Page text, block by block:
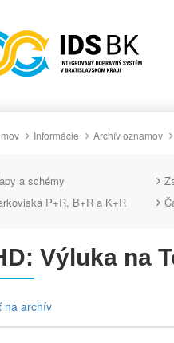
Informácie Archív oznamov
a schémy
P+R, B+R a K+R
Výluka na
na archív